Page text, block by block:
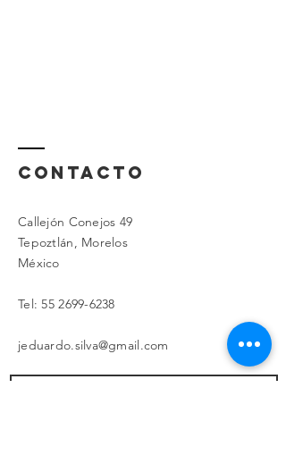
ContactO
Callejón Conejos 49
Tepoztlán, Morelos
​México
Tel:55 2699-6238
jeduardo.silva@gmail.com